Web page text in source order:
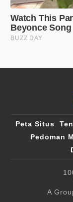
Peta Situs
Pedoman
A